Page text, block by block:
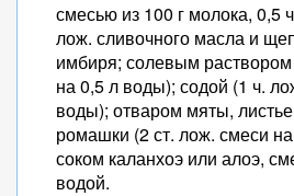
смесью из 100 г молока, 0,5
лож. сливочного масла и
имбиря; солевым
на 0,5 л воды); содой (1 ч.
воды); отваром мяты,
ромашки (2 ст. лож. смеси на
соком каланхоэ или алоэ,
водой.